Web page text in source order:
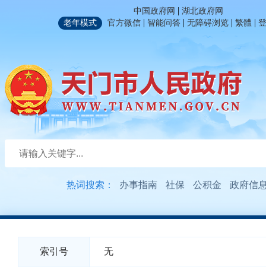
中国政府网 | 湖北政府网
老年模式
官方微信 | 智能问答 | 无障碍浏览 | 繁體 |
热词搜索： 办事指南 社保 公积金 政府信
索引号 无